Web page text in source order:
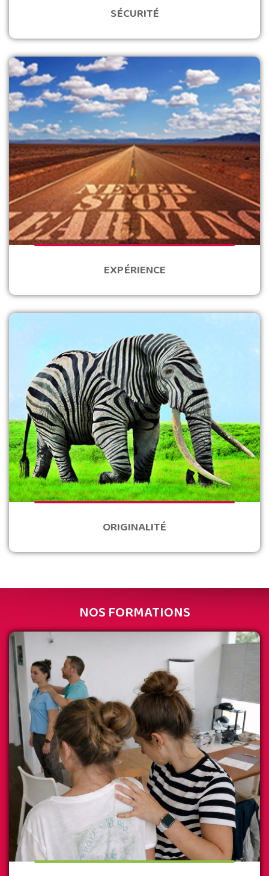
SÉCURITÉ
EXPÉRIENCE
ORIGINALITÉ
NOS FORMATIONS